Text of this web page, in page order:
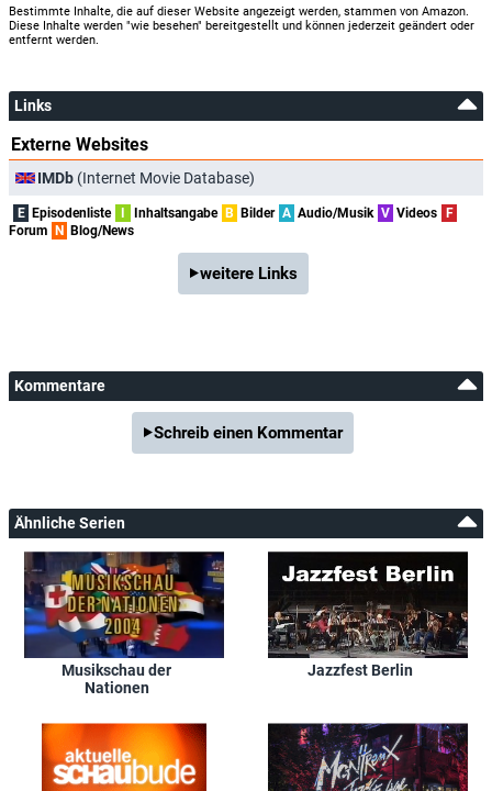
Bestimmte Inhalte, die auf dieser Website angezeigt werden, stammen von Amazon.
Diese Inhalte werden "wie besehen" bereitgestellt und können jederzeit geändert oder
entfernt werden.
Links
Externe Websites
IMDb (Internet Movie Database)
E Episodenliste Inhaltsangabe B Bilder A Audio/Musik V Videos
F
Forum
N Blog/News
weitere Links
Kommentare
Schreib einen Kommentar
Ähnliche Serien
Musikschau der
Nationen
Jazzfest Berlin